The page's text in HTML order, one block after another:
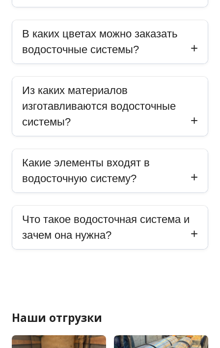
В каких цветах можно заказать
водосточные системы?
Из каких материалов
изготавливаются водосточные
системы?
Какие элементы входят в
водосточную систему?
Что такое водосточная система и
зачем она нужна?
Наши отгрузки